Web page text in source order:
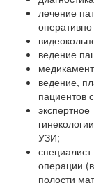
лечение
ведение
ведение,
пациентов
УЗИ;
операции
полости